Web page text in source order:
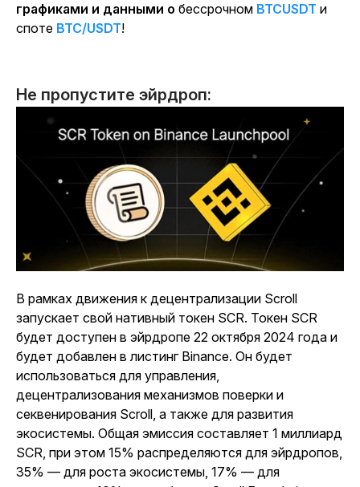
графиками и данными о бессрочном BTCUSDT и
споте BTC/USDT!
Не пропустите эйрдроп:
В рамках движения к децентрализации Scroll
запускает свой нативный токен SCR. Токен SCR
будет доступен в эйрдропе 22 октября 2024 года и
будет добавлен в листинг Binance. Он будет
использоваться для управления,
децентрализования механизмов поверки и
секвенирования Scroll, а также для развития
экосистемы. Общая эмиссия составляет 1 миллиард
SCR, при этом 15% распределяются для эйрдропов,
35% — для роста экосистемы, 17% — для